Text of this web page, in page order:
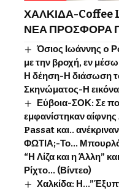
ΧΑΛΚΙΔΑ-Coffee
ΝΕΑ ΠΡΟΣΦΟΡΑ
Όσιος Ιωάννης o
με την βροχή, εν
Η δέηση-Η διάσωση
Σκηνώματος-Η
Εύβοια-ΣΟΚ: Σε
εμφανίστηκαν
Passat και..
ΦΩΤΙΑ;-Το…
“Η Λίζα και η Άλλη”
Ρίχτο… (Βίντεο)
Χαλκίδα: